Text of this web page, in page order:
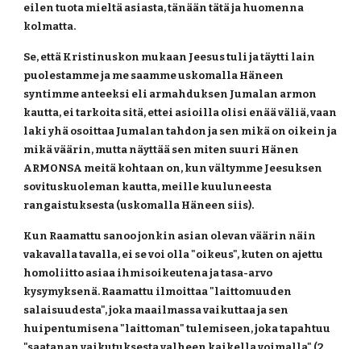
eilen tuota mieltä asiasta, tänään tätä ja huomenna
kolmatta.
Se, että Kristinuskon mukaan Jeesus tuli ja täytti lain
puolestamme ja me saamme uskomalla Häneen
syntimme anteeksi eli armahduksen Jumalan armon
kautta, ei tarkoita sitä, ettei asioilla olisi enää väliä, vaan
laki yhä osoittaa Jumalan tahdon ja sen mikä on oikein ja
mikä väärin, mutta näyttää sen miten suuri Hänen
ARMONSA meitä kohtaan on, kun vältymme Jeesuksen
sovituskuoleman kautta, meille kuuluneesta
rangaistuksesta (uskomalla Häneen siis).
Kun Raamattu sanoo jonkin asian olevan väärin näin
vakavalla tavalla, ei se voi olla "oikeus", kuten on ajettu
homoliitto asiaa ihmisoikeutena ja tasa-arvo
kysymyksenä. Raamattu ilmoittaa "laittomuuden
salaisuudesta", joka maailmassa vaikuttaa ja sen
huipentumisena "laittoman" tulemiseen, joka tapahtuu